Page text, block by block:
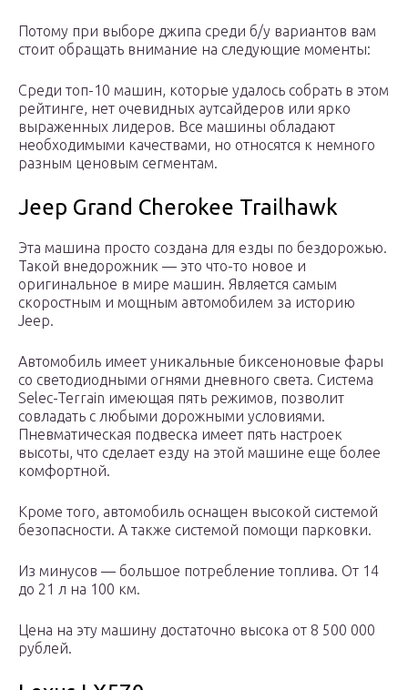
Потому при выборе джипа среди б/у вариантов вам
стоит обращать внимание на следующие моменты:
Среди топ-10 машин, которые удалось собрать в этом
рейтинге, нет очевидных аутсайдеров или ярко
выраженных лидеров. Все машины обладают
необходимыми качествами, но относятся к немного
разным ценовым сегментам.
Jeep Grand Cherokee Trailhawk
Эта машина просто создана для езды по бездорожью.
Такой внедорожник — это что-то новое и
оригинальное в мире машин. Является самым
скоростным и мощным автомобилем за историю
Jeep.
Автомобиль имеет уникальные биксеноновые фары
со светодиодными огнями дневного света. Система
Selec-Terrain имеющая пять режимов, позволит
совладать с любыми дорожными условиями.
Пневматическая подвеска имеет пять настроек
высоты, что сделает езду на этой машине еще более
комфортной.
Кроме того, автомобиль оснащен высокой системой
безопасности. А также системой помощи парковки.
Из минусов — большое потребление топлива. От 14
до 21 л на 100 км.
Цена на эту машину достаточно высока от 8 500 000
рублей.